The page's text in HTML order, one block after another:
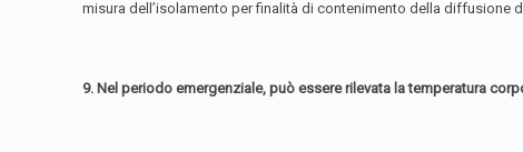
misura dell’isolamento per finalità di contenimento della diffusione
9. Nel periodo emergenziale, può essere rilevata la temperatura